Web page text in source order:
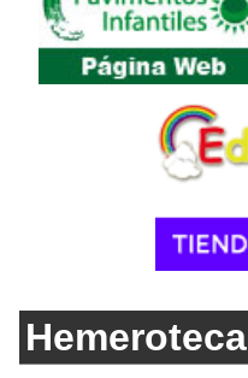
Hemeroteca